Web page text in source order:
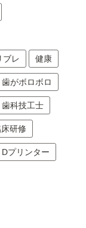
ブレ 健康
歯がボロボロ
歯科技工士
研修
Dプリンター